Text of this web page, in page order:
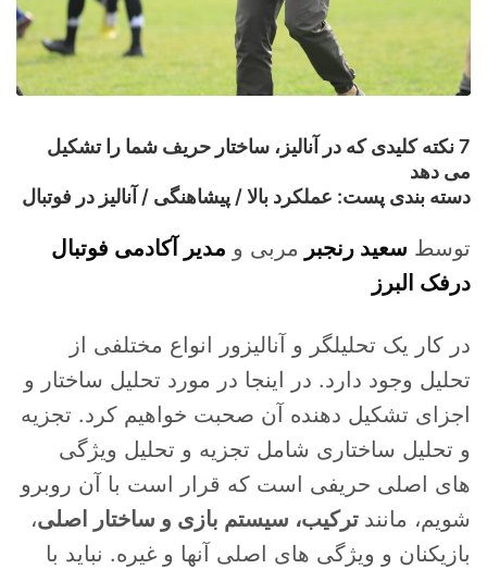
7 نکته کلیدی که در آنالیز، ساختار حریف شما را تشکیل
می دهد
دسته بندی پست: عملکرد بالا / پیشاهنگی / آنالیز در فوتبال
توسط سعید رنجبر مربی و مدیر آکادمی فوتبال
درفک البرز
در کار یک تحلیلگر و آنالیزور انواع مختلفی از
تحلیل وجود دارد. در اینجا در مورد تحلیل ساختار و
اجزای تشکیل دهنده آن صحبت خواهیم کرد. تجزیه
و تحلیل ساختاری شامل تجزیه و تحلیل ویژگی
های اصلی حریفی است که قرار است با آن روبرو
شویم، مانند ترکیب، سیستم بازی و ساختار اصلی،
بازیکنان و ویژگی های اصلی آنها و غیره. نباید با